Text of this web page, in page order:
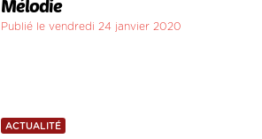
Mélodie
Publié le vendredi 24 janvier 2020
ACTUALITÉ